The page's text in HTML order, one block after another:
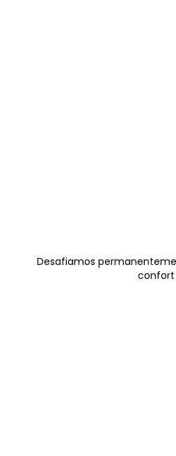
Desafiamos
confort